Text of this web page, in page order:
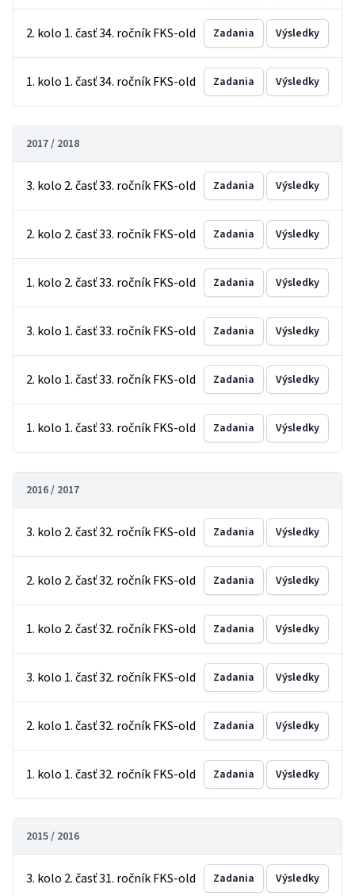
2. kolo 1. časť 34. ročník FKS-old Zadania Výsledky
1. kolo 1. časť 34. ročník FKS-old Zadania Výsledky
2017 / 2018
3. kolo 2. časť 33. ročník FKS-old Zadania Výsledky
2. kolo 2. časť 33. ročník FKS-old Zadania Výsledky
1. kolo 2. časť 33. ročník FKS-old Zadania Výsledky
3. kolo 1. časť 33. ročník FKS-old Zadania Výsledky
2. kolo 1. časť 33. ročník FKS-old Zadania Výsledky
1. kolo 1. časť 33. ročník FKS-old Zadania Výsledky
2016 / 2017
3. kolo 2. časť 32. ročník FKS-old Zadania Výsledky
2. kolo 2. časť 32. ročník FKS-old Zadania Výsledky
1. kolo 2. časť 32. ročník FKS-old Zadania Výsledky
3. kolo 1. časť 32. ročník FKS-old Zadania Výsledky
2. kolo 1. časť 32. ročník FKS-old Zadania Výsledky
1. kolo 1. časť 32. ročník FKS-old Zadania Výsledky
2015 / 2016
3. kolo 2. časť 31. ročník FKS-old Zadania Výsledky